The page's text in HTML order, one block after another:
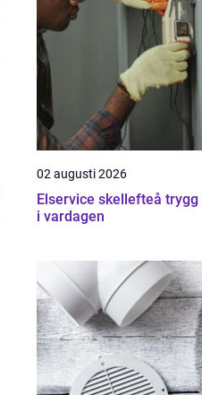
02 augusti 2026
Elservice skellefteå trygg el
i vardagen